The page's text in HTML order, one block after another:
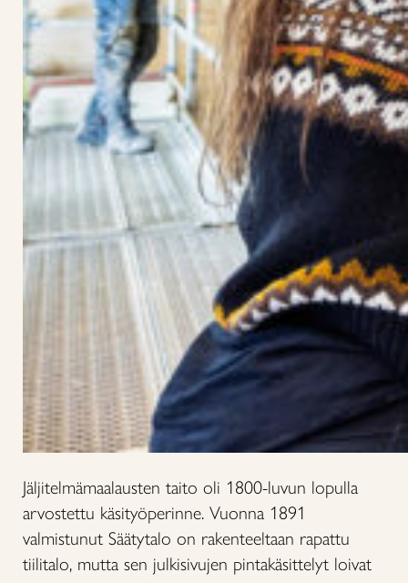
Jäljitelmämaalausten taito oli 1800-luvun lopulla
arvostettu käsityöperinne. Vuonna 1891
valmistunut Säätytalo on rakenteeltaan rapattu
tiilitalo, mutta sen julkisivujen pintakäsittelyt loivat